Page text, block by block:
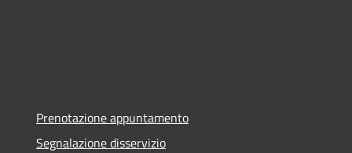
Prenotazione appuntamento
Segnalazione disservizio